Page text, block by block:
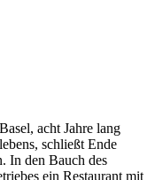
acht Jahre lang
schließt Ende
In den Bauch des
ein Restaurant mit